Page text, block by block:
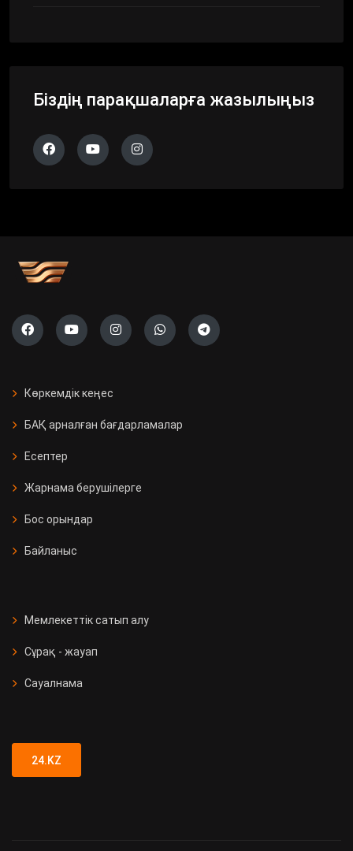
Біздің парақшаларға жазылыңыз
Көркемдік кеңес
БАҚ арналған бағдарламалар
Есептер
Жарнама берушілерге
Бос орындар
Байланыс
Мемлекеттік сатып алу
Сұрақ - жауап
Сауалнама
24.KZ